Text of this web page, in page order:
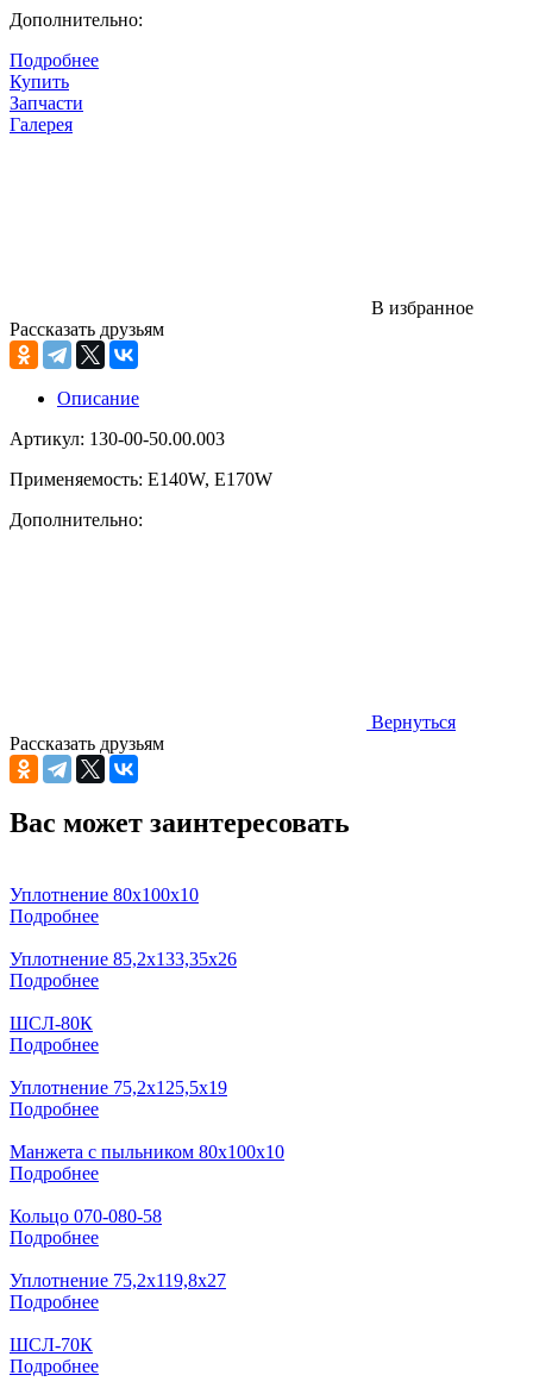
Дополнительно:
Подробнее
Цена:
Цена по запросу
Купить
Запчасти
Галерея
В избранное
Рассказать друзьям
Описание
Артикул: 130-00-50.00.003
Применяемость: E140W, E170W
Дополнительно:
Вернуться
Рассказать друзьям
Вас может заинтересовать
Уплотнение 80х100х10
Подробнее
Уплотнение 85,2х133,35х26
Подробнее
ШСЛ-80К
Подробнее
Уплотнение 75,2х125,5х19
Подробнее
Манжета с пыльником 80х100х10
Подробнее
Кольцо 070-080-58
Подробнее
Уплотнение 75,2х119,8х27
Подробнее
ШСЛ-70К
Подробнее